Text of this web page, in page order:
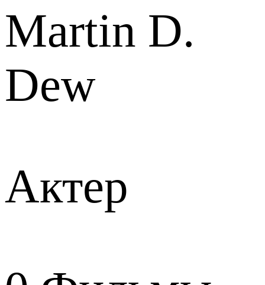
Martin D.
Dew
Актер